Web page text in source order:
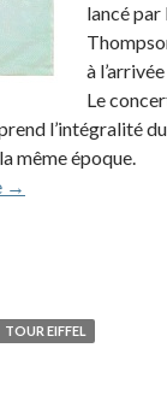
lancé
à
Le
l’intégralité
même époque.
Laserdisc du
→
TOUR EIFFEL